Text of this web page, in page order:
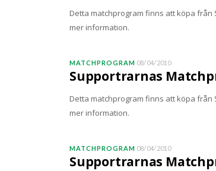
Detta matchprogram finns att köpa
mer information.
MATCHPROGRAM 08/04/2010
Supportrarnas
Detta matchprogram finns att köpa
mer information.
MATCHPROGRAM 08/04/2010
Supportrarnas